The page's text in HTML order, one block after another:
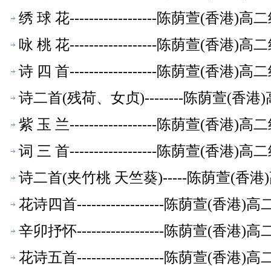
绣 球 花------------------陈荫萱(香港)高
咏 桃 花------------------陈荫萱(香港)高
诗 四 首------------------陈荫萱(香港)高
诗二首(残荷、女贞)--------陈荫萱(香港
紫 玉 兰------------------陈荫萱(香港)高
词 三 首------------------陈荫萱(香港)高
诗二首(夹竹桃 天竺葵)-----陈荫萱(香港
花诗四首------------------陈荫萱(香港)高
辛卯抒怀------------------陈荫萱(香港)高
花诗五首------------------陈荫萱(香港)高